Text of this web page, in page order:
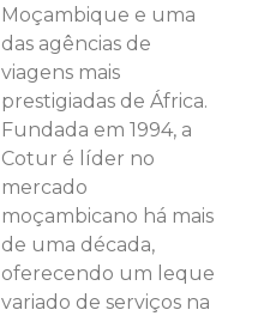
Moçambique e uma
das agências de
viagens mais
prestigiadas de África.
Fundada em 1994, a
Cotur é líder no
mercado
moçambicano há mais
de uma década,
oferecendo um leque
variado de serviços na